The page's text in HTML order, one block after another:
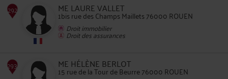
289 ME LAURE VALLET
1bis rue des Champs Maillets 76000 ROUEN
Droit immobilier
Droit des assurances
ME HÉLÈNE BERLOT
15 rue de la Tour de Beurre 76000 ROUEN